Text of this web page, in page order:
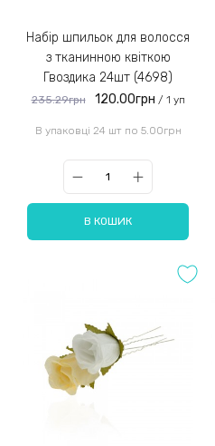
Набір шпильок для волосся
з тканинною квіткою
Гвоздика 24шт (4698)
235.29грн 120.00грн / 1 уп
В упаковці 24 шт по 5.00грн
В КОШИК